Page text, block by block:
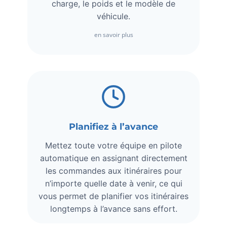
charge, le poids et le modèle de
véhicule.
en savoir plus
Planifiez à l’avance
Mettez toute votre équipe en pilote
automatique en assignant directement
les commandes aux itinéraires pour
n’importe quelle date à venir, ce qui
vous permet de planifier vos itinéraires
longtemps à l’avance sans effort.